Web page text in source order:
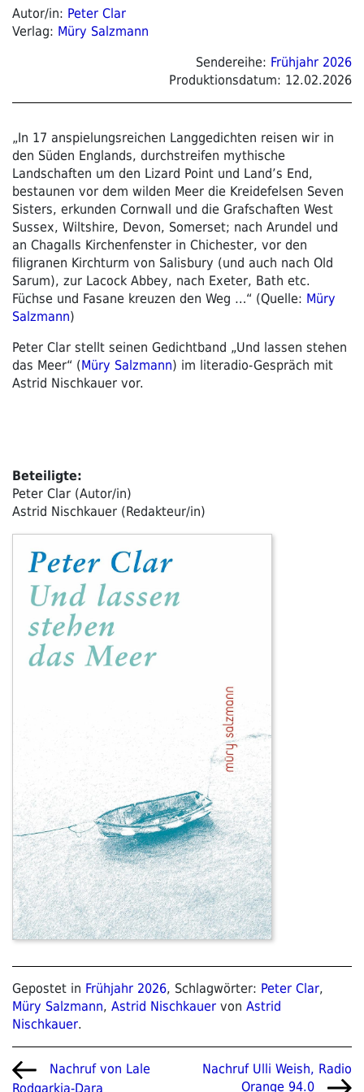
Autor/in: Peter Clar
Verlag: Müry Salzmann
Sendereihe: Frühjahr 2026
Produktionsdatum: 12.02.2026
„In 17 anspielungsreichen Langgedichten reisen wir in
den Süden Englands, durchstreifen mythische
Landschaften um den Lizard Point und Land’s End,
bestaunen vor dem wilden Meer die Kreidefelsen Seven
Sisters, erkunden Cornwall und die Grafschaften West
Sussex, Wiltshire, Devon, Somerset; nach Arundel und
an Chagalls Kirchenfenster in Chichester, vor den
filigranen Kirchturm von Salisbury (und auch nach Old
Sarum), zur Lacock Abbey, nach Exeter, Bath etc.
Füchse und Fasane kreuzen den Weg …“ (Quelle: Müry
Salzmann)
Peter Clar stellt seinen Gedichtband „Und lassen stehen
das Meer“ (Müry Salzmann) im literadio-Gespräch mit
Astrid Nischkauer vor.
Beteiligte:
Peter Clar (Autor/in)
Astrid Nischkauer (Redakteur/in)
Gepostet in Frühjahr 2026, Schlagwörter: Peter Clar,
Müry Salzmann, Astrid Nischkauer von Astrid
Nischkauer.
Beitragsnavigation
Vorheriger
Beitrag
Nachruf von Lale
Rodgarkia-Dara
Nächster
Beitrag
Nachruf Ulli Weish, Radio
Orange 94.0